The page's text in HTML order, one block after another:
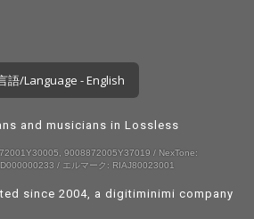
語/Language - English
and musicians in Lossless
9008872005Y37019 / NexTone:
/ エルマーク: RIAJ80023001
since 2004, a digitiminimi company